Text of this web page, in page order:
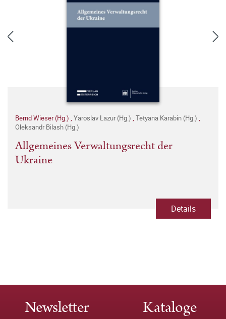
Bernd Wieser (Hg.) , Yaroslav Lazur (Hg.) , Tetyana Karabin (Hg.) ,
Oleksandr Bilash (Hg.)
Allgemeines Verwaltungsrecht der
Ukraine
Details
Newsletter Kataloge